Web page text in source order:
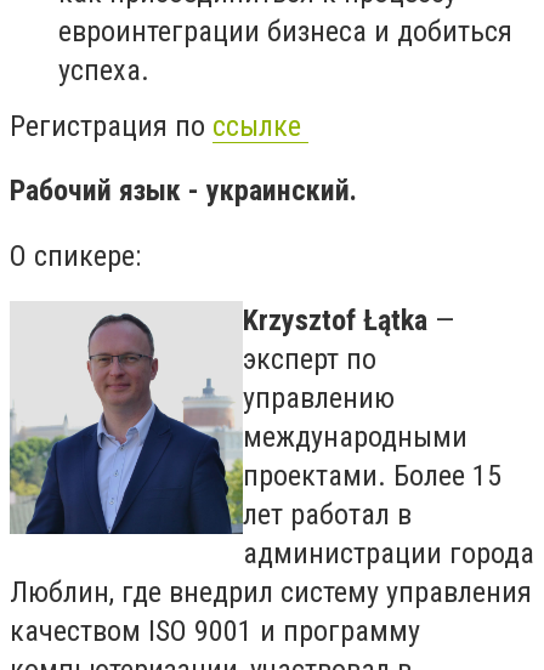
евроинтеграции бизнеса и добиться
успеха.
Регистрация по ссылке
Рабочий язык - украинский.
О спикере:
Krzysztof Łątka —
эксперт по
управлению
международными
проектами. Более 15
лет работал в
администрации города
Люблин, где внедрил систему управления
качеством ISO 9001 и программу